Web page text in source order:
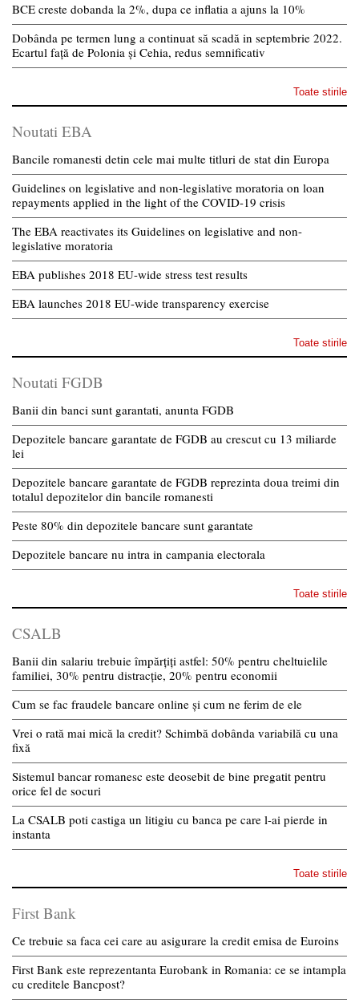
BCE creste dobanda la 2%, dupa ce inflatia a ajuns la 10%
Dobânda pe termen lung a continuat să scadă in septembrie 2022.
Ecartul față de Polonia și Cehia, redus semnificativ
Toate stirile
Noutati EBA
Bancile romanesti detin cele mai multe titluri de stat din Europa
Guidelines on legislative and non-legislative moratoria on loan
repayments applied in the light of the COVID-19 crisis
The EBA reactivates its Guidelines on legislative and non-
legislative moratoria
EBA publishes 2018 EU-wide stress test results
EBA launches 2018 EU-wide transparency exercise
Toate stirile
Noutati FGDB
Banii din banci sunt garantati, anunta FGDB
Depozitele bancare garantate de FGDB au crescut cu 13 miliarde
lei
Depozitele bancare garantate de FGDB reprezinta doua treimi din
totalul depozitelor din bancile romanesti
Peste 80% din depozitele bancare sunt garantate
Depozitele bancare nu intra in campania electorala
Toate stirile
CSALB
Banii din salariu trebuie împărțiți astfel: 50% pentru cheltuielile
familiei, 30% pentru distracție, 20% pentru economii
Cum se fac fraudele bancare online și cum ne ferim de ele
Vrei o rată mai mică la credit? Schimbă dobânda variabilă cu una
fixă
Sistemul bancar romanesc este deosebit de bine pregatit pentru
orice fel de socuri
La CSALB poti castiga un litigiu cu banca pe care l-ai pierde in
instanta
Toate stirile
First Bank
Ce trebuie sa faca cei care au asigurare la credit emisa de Euroins
First Bank este reprezentanta Eurobank in Romania: ce se intampla
cu creditele Bancpost?